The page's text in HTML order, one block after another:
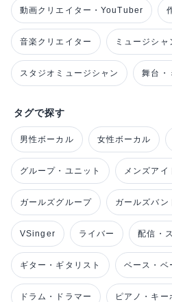
動画クリエイター・YouTuber
音楽クリエイター ミュージシャ
スタジオミュージシャン 舞台・
タグで探す
男性ボーカル 女性ボーカル
グループ・ユニット メンズアイ
ガールズグループ ガールズバン
VSinger ライバー 配信・
ギター・ギタリスト ベース・ベ
ドラム・ドラマー ピアノ・キー